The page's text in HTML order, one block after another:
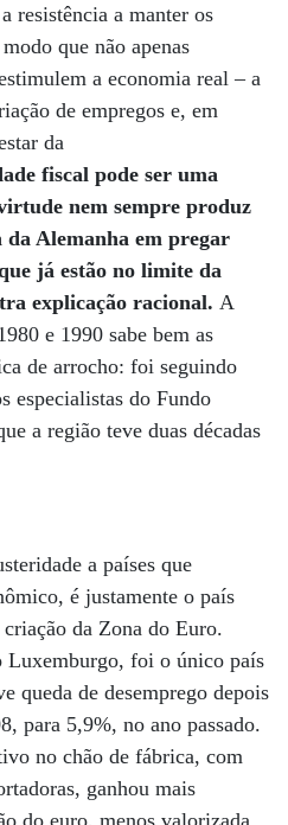
resistência a manter os
que não apenas
a economia real – a
de empregos e, em
da
fiscal pode ser uma
nem sempre produz
da Alemanha em pregar
já estão no limite da
explicação racional. A
e 1990 sabe bem as
de arrocho: foi seguindo
especialistas do Fundo
a região teve duas décadas
a países que
é justamente o país
da Zona do Euro.
Luxemburgo, foi o único país
queda de desemprego depois
para 5,9%, no ano passado.
no chão de fábrica, com
ganhou mais
do euro, menos valorizada